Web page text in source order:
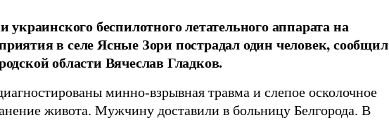
украинского беспилотного летательного аппарата на
в селе Ясные Зори пострадал один человек, сообщил
области Вячеслав Гладков.
минно-взрывная травма и слепое осколочное
живота. Мужчину доставили в больницу Белгорода. В